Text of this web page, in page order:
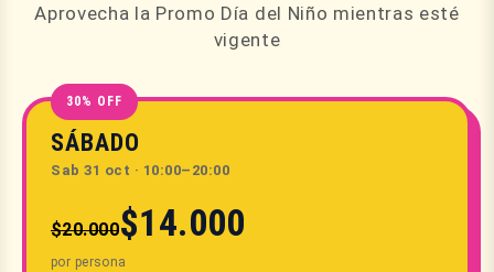
Aprovecha la Promo Día del Niño mientras esté
vigente
30% OFF
SÁBADO
Sab 31 oct · 10:00–20:00
$20.000$14.000
por persona